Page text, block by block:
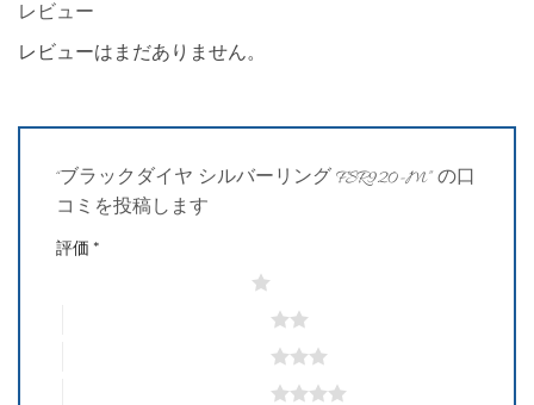
レビュー
レビューはまだありません。
“ブラックダイヤ シルバーリング FSR920-M” の口
コミを投稿します
評価 *